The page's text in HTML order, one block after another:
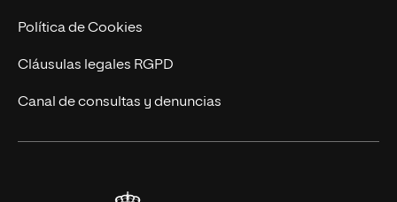
Cursos Universitarios
Actualidad
UNIR Revista
Eventos
Política de Cookies
Cláusulas legales RGPD
Canal de consultas y denuncias